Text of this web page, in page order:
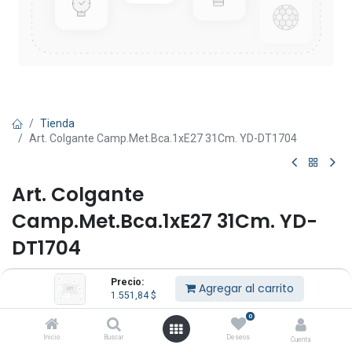
Precio:
1.551,84$ Agregar al carrito
Inicio Buscar
0
Deseos Cuenta
Tienda
Art. Colgante Camp.Met.Bca.1xE27 31Cm. YD-DT1704
Art. Colgante
Camp.Met.Bca.1xE27 31Cm. YD-
DT1704
(0 reseña)
1.551,84$ IVA Incluido